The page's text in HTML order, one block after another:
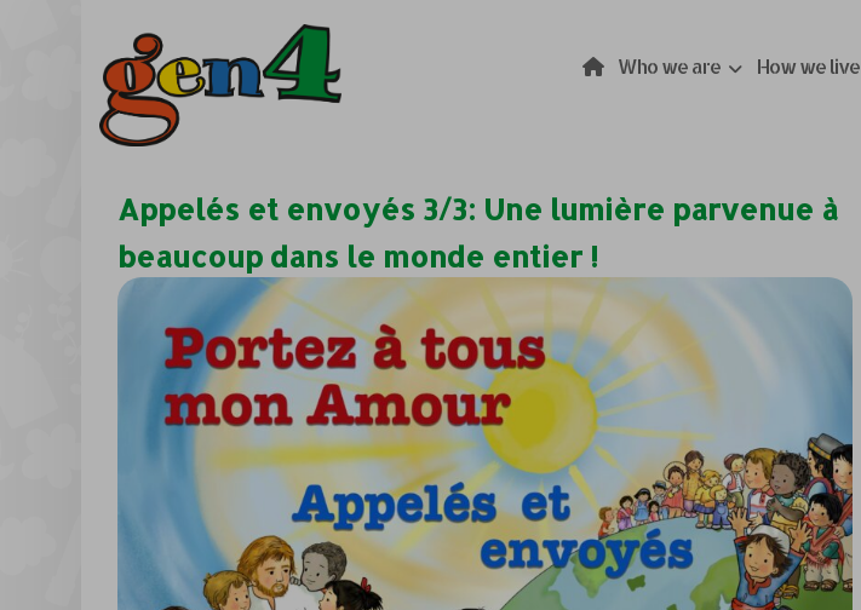
Who we are How we live
Appelés et envoyés 3/3: Une lumière parvenue à
beaucoup dans le monde entier !